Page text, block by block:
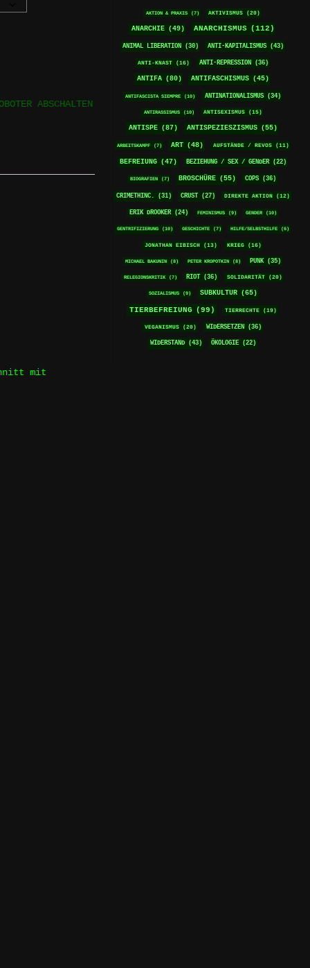
ABSCHALTEN
mit
AKTION & PRAXIS (7) AKTIVISMUS (20)
ANARCHIE (49) ANARCHISMUS (112)
ANIMAL LIBERATION (30) ANTI-KAPITALISMUS (43)
ANTI-KNAST (16) ANTI-REPRESSION (36)
ANTIFA (80) ANTIFASCHISMUS (45)
ANTIFASCISTA SIEMPRE (10) ANTINATIONALISMUS (34)
ANTIRASSISMUS (10) ANTISEXISMUS (15)
ANTISPE (87) ANTISPEZIESZISMUS (55)
ARBEITSKAMPF (7) ART (48) AUFSTÄNDE / REVOS (11)
BEFREIUNG (47) BEZIEHUNG / SEX / GENDER (22)
BIOGRAFIEN (7) BROSCHÜRE (55) COPS (36)
CRIMETHINC. (31) CRUST (27) DIREKTE AKTION (12)
ERIK DROOKER (24) FEMINISMUS (9) GENDER (10)
GENTRIFIZIERUNG (10) GESCHICHTE (7) HILFE/SELBSTHILFE (6)
JONATHAN EIBISCH (13) KRIEG (16)
MICHAEL BAKUNIN (8) PETER KROPOTKIN (8) PUNK (35)
RELEGIONSKRITIK (7) RIOT (36) SOLIDARITÄT (20)
SOZIALISMUS (9) SUBKULTUR (65)
TIERBEFREIUNG (99) TIERRECHTE (19)
VEGANISMUS (20) WIDERSETZEN (36)
WIDERSTAND (43) ÖKOLOGIE (22)